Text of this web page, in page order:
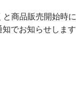
と商品販売開始時に
知でお知らせします